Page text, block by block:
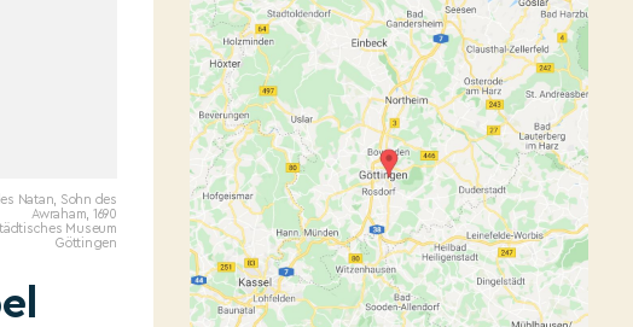
Natan, Sohn des
Awraham, 1690
Museum
Göttingen